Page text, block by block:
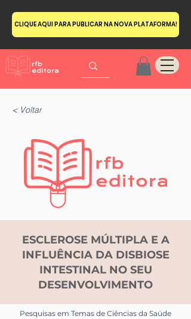
CLIQUE AQUI PARA PUBLICAR NA NOVA PLATAFORMA!
< Voltar
ESCLEROSE MÚLTIPLA E A
INFLUÊNCIA DA DISBIOSE
INTESTINAL NO SEU
DESENVOLVIMENTO
Pesquisas em Temas de Ciências da Saúde